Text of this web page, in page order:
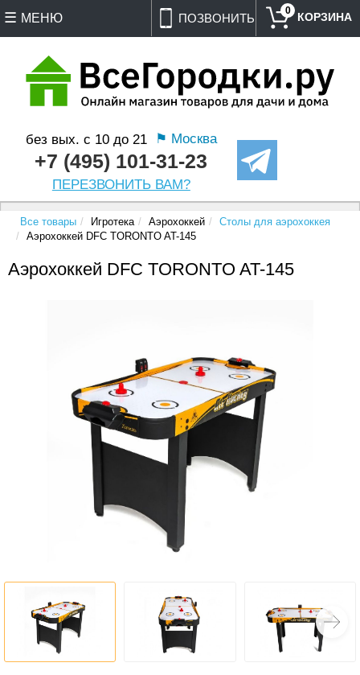
ПОЗВОНИТЬ
без вых. с 10 до 21 ⚑ Москва
+7 (495) 101-31-23
ПЕРЕЗВОНИТЬ ВАМ?
0
МЕНЮ
Все товары Игротека Аэрохоккей
Столы для аэрохоккея
Аэрохоккей DFC TORONTO AT-145
Аэрохоккей DFC TORONTO AT-145